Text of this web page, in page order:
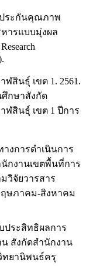
ประกันคุณภาพ
ารแบบมุ่งผล
สินธุ์ เขต 1. 2561.
กษาสังกัด
สินธุ์ เขต 1 ปีการ
งการดำเนินการ
กงานเขตพื้นที่การ
วิจัยวารสาร
ษภาคม-สิงหาคม
ประสิทธิผลการ
สังกัดสำนักงาน
ทยานิพนธ์ครุ